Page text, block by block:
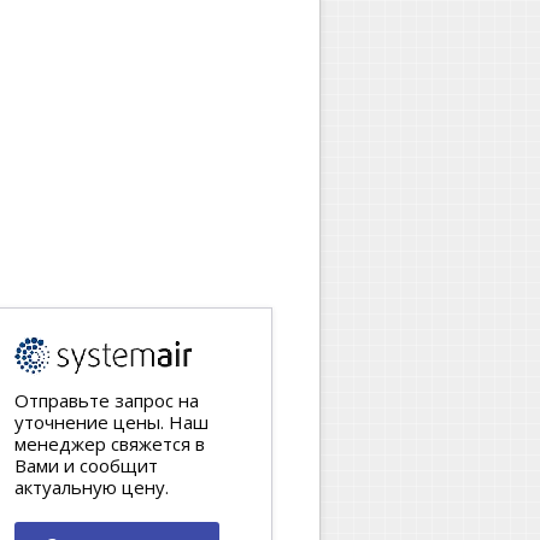
Отправьте запрос на
уточнение цены. Наш
менеджер свяжется в
Вами и сообщит
актуальную цену.